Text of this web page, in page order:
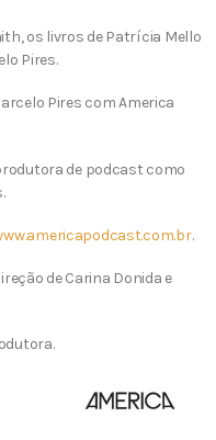
os livros de Patrícia Mello
Pires.
Pires com America
de podcast como
.
de Carina Donida e